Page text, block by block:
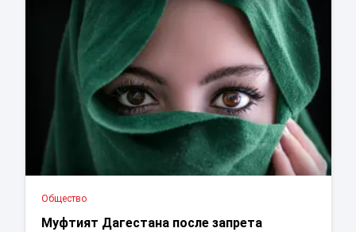
Общество
Муфтият Дагестана после запрета